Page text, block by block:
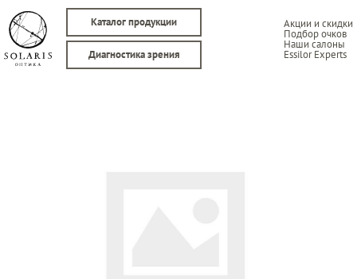
Каталог продукции Акции и скидки
Подбор очков
Наши салоны
Essilor Experts
Диагностика зрения